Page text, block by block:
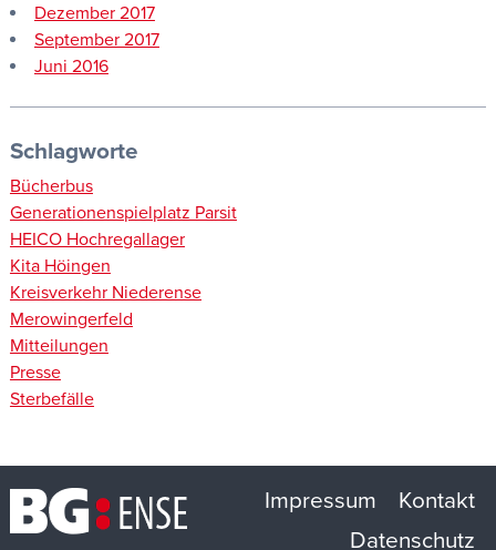
Dezember 2017
September 2017
Juni 2016
Schlagworte
Bücherbus
Generationenspielplatz Parsit
HEICO Hochregallager
Kita Höingen
Kreisverkehr Niederense
Merowingerfeld
Mitteilungen
Presse
Sterbefälle
Kontakt
Impressum
Datenschutz